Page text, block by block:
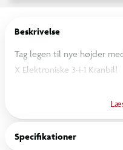
Beskrivelse
Tag legen til nye højder
X Elektroniske 3-i-1 Kranbil!
på 68 cm, der kan nå op til
fyldte entreprenørbil klar
enhver byggeplads.
Specifikationer